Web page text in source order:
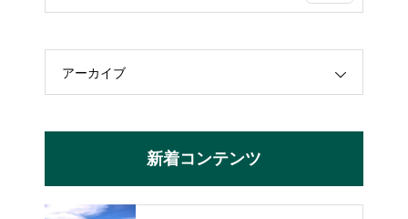
アーカイブ
新着コンテンツ